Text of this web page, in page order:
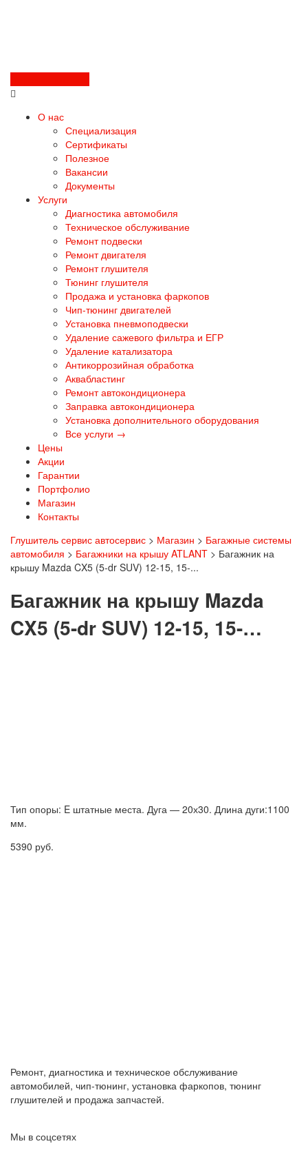
О нас
Специализация
Сертификаты
Полезное
Вакансии
Документы
Услуги
Диагностика автомобиля
Техническое обслуживание
Ремонт подвески
Ремонт двигателя
Ремонт глушителя
Тюнинг глушителя
Продажа и установка фаркопов
Чип-тюнинг двигателей
Установка пневмоподвески
Удаление сажевого фильтра и ЕГР
Удаление катализатора
Антикоррозийная обработка
Аквабластинг
Ремонт автокондиционера
Заправка автокондиционера
Установка дополнительного оборудования
Все услуги →
Цены
Акции
Гарантии
Портфолио
Магазин
Контакты
Глушитель сервис автосервис > Магазин > Багажные системы
автомобиля > Багажники на крышу ATLANT > Багажник на
крышу Mazda CX5 (5-dr SUV) 12-15, 15-...
Багажник на крышу Mazda
CX5 (5-dr SUV) 12-15, 15-…
Тип опоры: E штатные места. Дуга — 20х30. Длина дуги:1100
мм.
5390 руб.
Ремонт, диагностика и техническое обслуживание
автомобилей, чип-тюнинг, установка фаркопов, тюнинг
глушителей и продажа запчастей.
Мы в соцсетях